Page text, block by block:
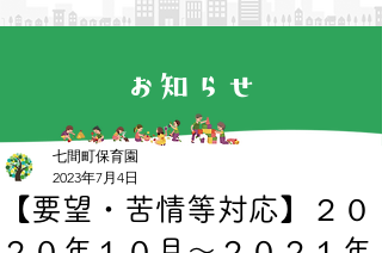
お知らせ
【要望・苦情等対応】２０
七間町保育園
2023年7月4日